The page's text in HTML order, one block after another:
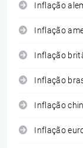
Inflação
Inflação
Inflação
Inflação
Inflação
Inflação